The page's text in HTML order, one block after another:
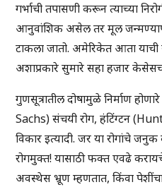
गर्भाची तपासणी करून त्याच्या
आनुवांशिक असेल तर मूल
टाकला जातो. अमेरिकेत आता
अशाप्रकारे सुमारे सहा हजार
गुणसूत्रातील दोषामुळे निर्माण
Sachs) संचयी रोग, हंटिंग्टन
विकार इत्यादी. जर या रोगांचे
रोगमुक्त! यासाठी फक्त एवढे करायचे
अवस्थेस भ्रूण म्हणतात, किंवा